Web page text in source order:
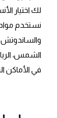
لك اختيار
نستخدم مواد
والساندوتش
الشمس،
في الأماكن